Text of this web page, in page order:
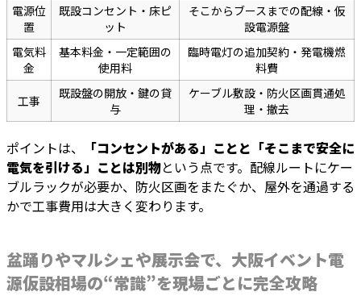
電源位
置
既設コンセント・床ピ
ット
そこからブースまでの配線・仮
設電源盤
電気料
金
基本料金・一定範囲の
使用料
臨時電灯の追加契約・発電機燃
料費
工事
既設盤の開放・鍵の貸
与
ケーブル敷設・防火区画貫通処
理・撤去
ポイントは、
「コンセントがある」ことと「そこまで安全に
電気を引ける」ことは別物という点です。配線ルートにケー
ブルラックが必要か、防火区画をまたぐか、屋外を通過する
かで工事費用は大きく変わります。
盆踊りやマルシェや展示会で、大阪イベント電
源仮設相場の“常識”を現場ごとに完全攻略